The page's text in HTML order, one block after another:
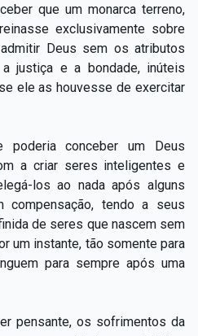
que um monarca terreno,
exclusivamente sobre
Deus sem os atributos
justiça e a bondade, inúteis
ele as houvesse de exercitar
conceber um Deus
a criar seres inteligentes e
los ao nada após alguns
tendo a seus
de seres que nascem sem
um instante, tão somente para
para sempre após uma
pensante, os sofrimentos da